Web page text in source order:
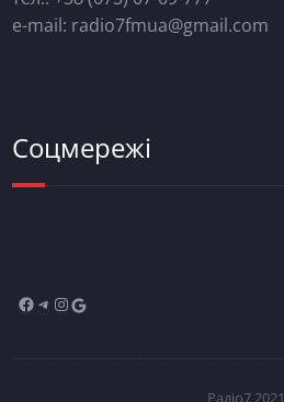
e-mail: radio7fmua@gmail.com
Соцмережі
Радіо7 2021